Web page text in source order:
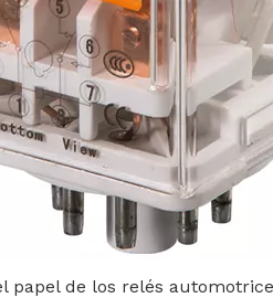
de los relés